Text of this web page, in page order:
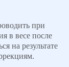
при
в весе после
на результате